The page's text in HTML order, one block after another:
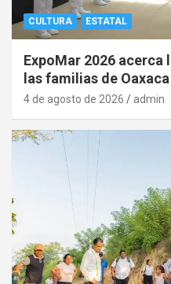
CULTURA ESTATAL
ExpoMar 2026 acerca
las familias de Oaxaca
4 de agosto de 2026 admin